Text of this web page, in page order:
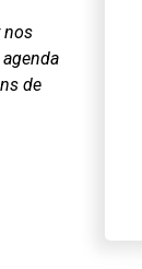
nos
de